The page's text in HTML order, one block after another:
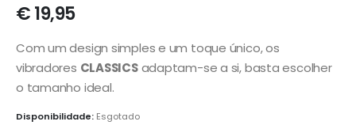
€19,95
Com um design simples e um toque único, os
vibradores CLASSICSadaptam-se a si, basta escolher
o tamanho ideal.
Disponibilidade: Esgotado